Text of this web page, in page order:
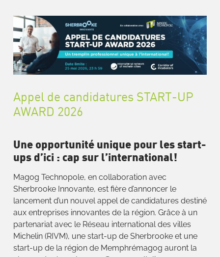
Appel de candidatures START-UP
AWARD 2026
Une opportunité unique pour les start-
ups d’ici : cap sur l’international!
Magog Technopole, en collaboration avec
Sherbrooke Innovante, est fière d’annoncer le
lancement d’un nouvel appel de candidatures destiné
aux entreprises innovantes de la région. Grâce à un
partenariat avec le Réseau international des villes
Michelin (RIVM), une start-up de Sherbrooke et une
start-up de la région de Memphrémagog auront la